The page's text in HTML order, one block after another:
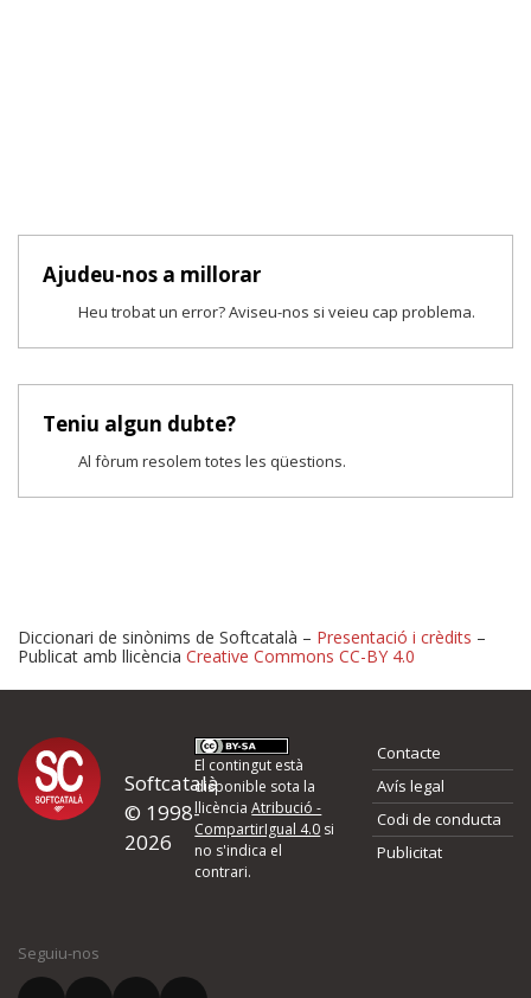
Ajudeu-nos a millorar
Heu trobat un error? Aviseu-nos si veieu cap problema.
Teniu algun dubte?
Al fòrum resolem totes les qüestions.
Proposeu-nos millores o
d'errors
Si heu trobat un error o voleu proposar alguna millora, ompliu els
quina és la millora que proposeu o l'error del qual voleu informar-
Diccionari de sinònims de Softcatalà – Presentació i crèdits –
Publicat amb llicència Creative Commons CC-BY 4.0
Softcatalà
© 1998-
2026
El contingut està
disponible sota la
llicènciaAtribució -
CompartirIgual 4.0 si
no s'indica el
contrari.
Contacte
Avís legal
Codi de conducta
Publicitat
Seguiu-nos